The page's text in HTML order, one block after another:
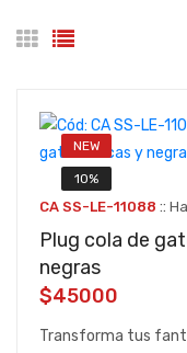
NEW
10%
CA SS-LE-11088 ::
Plug cola de
negras
$45000
Transforma tus